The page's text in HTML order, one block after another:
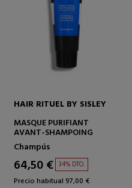
HAIR RITUEL BY SISLEY
MASQUE PURIFIANT
AVANT-SHAMPOING
Champús
64,50 € 34% DTO.
Precio habitual 97,00 €